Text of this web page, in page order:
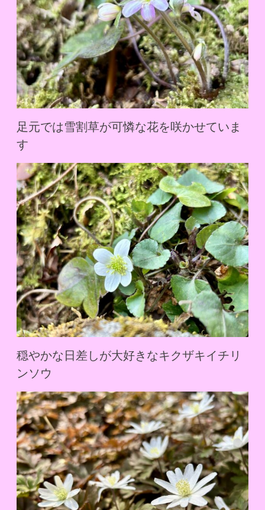
足元では雪割草が可憐な花を咲かせていま
す
穏やかな日差しが大好きなキクザキイチリ
ンソウ